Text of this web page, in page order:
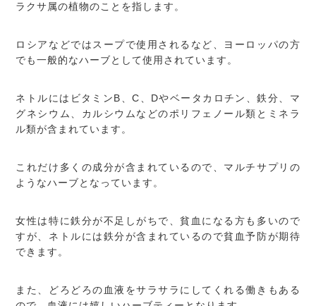
ラクサ属の植物のことを指します。
ロシアなどではスープで使用されるなど、ヨーロッパの方
でも一般的なハーブとして使用されています。
ネトルにはビタミンB、C、Dやベータカロチン、鉄分、マ
グネシウム、カルシウムなどのポリフェノール類とミネラ
ル類が含まれています。
これだけ多くの成分が含まれているので、マルチサプリの
ようなハーブとなっています。
女性は特に鉄分が不足しがちで、貧血になる方も多いので
すが、ネトルには鉄分が含まれているので貧血予防が期待
できます。
また、どろどろの血液をサラサラにしてくれる働きもある